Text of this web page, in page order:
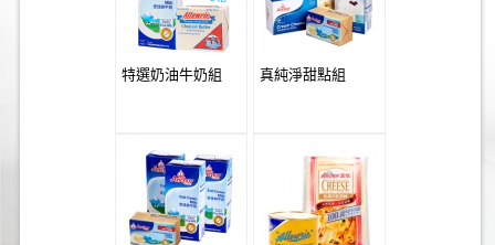
特選奶油牛奶組 真純淨甜點組